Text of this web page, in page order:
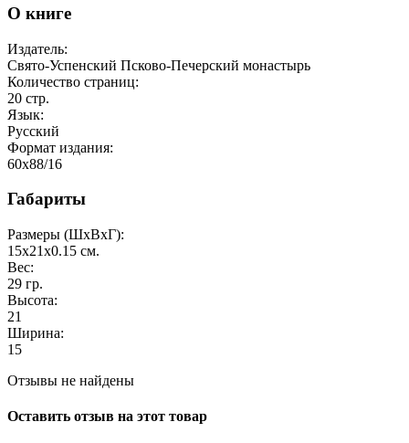
О книге
Издатель:
Свято-Успенский Псково-Печерский монастырь
Количество страниц:
20 стр.
Язык:
Русский
Формат издания:
60x88/16
Габариты
Размеры (ШxВxГ):
15x21x0.15 см.
Вес:
29 гр.
Высота:
21
Ширина:
15
Отзывы не найдены
Оставить отзыв на этот товар